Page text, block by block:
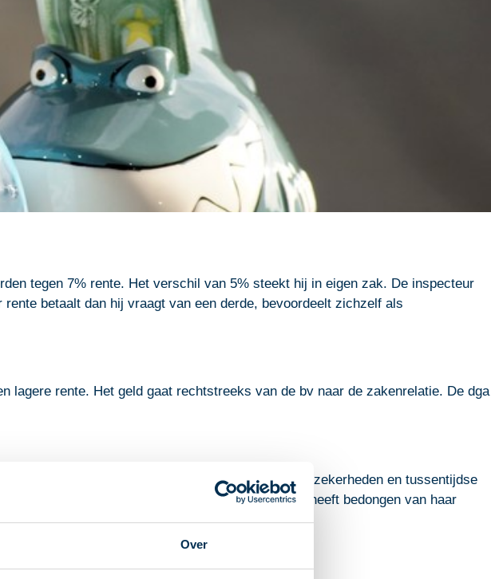
Over
tegen 7% rente. Het verschil van 5% steekt hij in eigen zak. De inspecteur
betaalt dan hij vraagt van een derde, bevoordeelt zichzelf als
lagere rente. Het geld gaat rechtstreeks van de bv naar de zakenrelatie. De dga
moment van aangaan, dezelfde afwezigheid van zekerheden en tussentijdse
stelt dat de bv een onzakelijk lage rente heeft bedongen van haar
gerekend.